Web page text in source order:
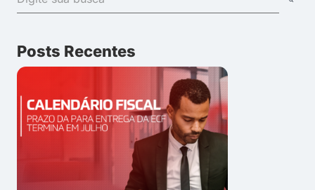
Posts Recentes